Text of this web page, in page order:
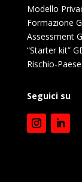
Modello
Formazione
Assessment
“Starter kit”
Rischio-Paese
Seguici su